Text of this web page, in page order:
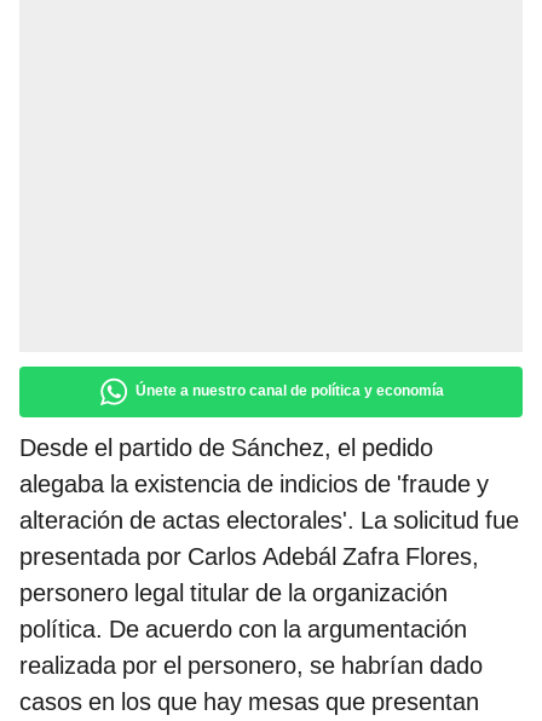
Únete a nuestro canal de política y economía
Desde el partido de Sánchez, el pedido
alegaba la existencia de indicios de 'fraude y
alteración de actas electorales'. La solicitud fue
presentada por Carlos Adebál Zafra Flores,
personero legal titular de la organización
política. De acuerdo con la argumentación
realizada por el personero, se habrían dado
casos en los que hay mesas que presentan